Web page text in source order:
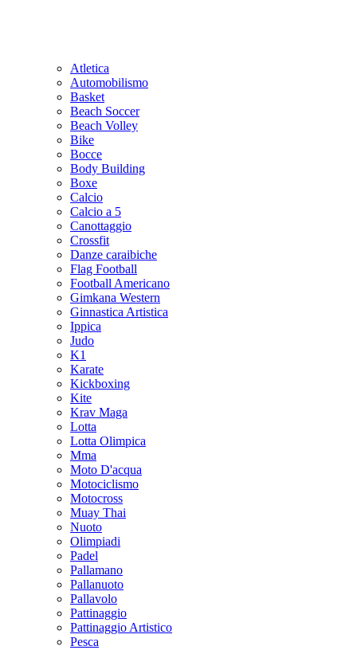
Atletica
Automobilismo
Basket
Beach Soccer
Beach Volley
Bike
Bocce
Body Building
Boxe
Calcio
Calcio a 5
Canottaggio
Crossfit
Danze caraibiche
Flag Football
Football Americano
Gimkana Western
Ginnastica Artistica
Ippica
Judo
K1
Karate
Kickboxing
Kite
Krav Maga
Lotta
Lotta Olimpica
Mma
Moto D'acqua
Motociclismo
Motocross
Muay Thai
Nuoto
Olimpiadi
Padel
Pallamano
Pallanuoto
Pallavolo
Pattinaggio
Pattinaggio Artistico
Pesca